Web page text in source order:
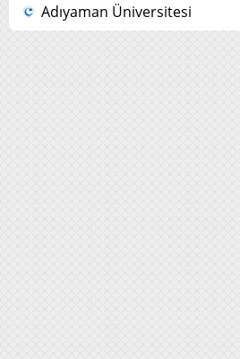
Adıyaman Üniversitesi